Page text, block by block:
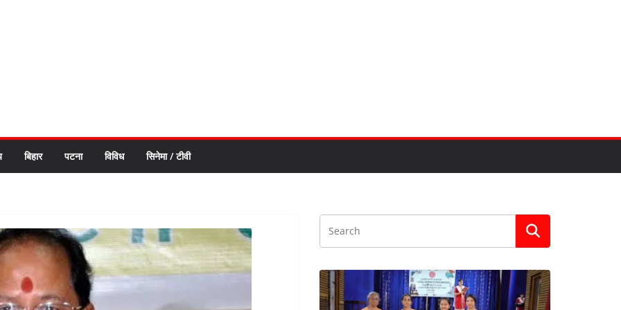
बिहार पटना विविध सिनेमा / टीवी